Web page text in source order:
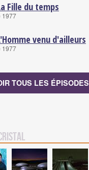
Fille du temps
1977
venu d'ailleurs
1977
TOUS LES ÉPISODES